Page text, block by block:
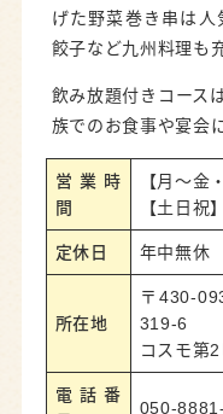
げた野菜巻き串は人
餃子など九州料理も
飲み放題付きコース
族でのお食事や宴会
営業時
間
【月～
【土日祝
定休日 年中無休
所在地
〒430-
319-6
コスモ第
電話番
050-